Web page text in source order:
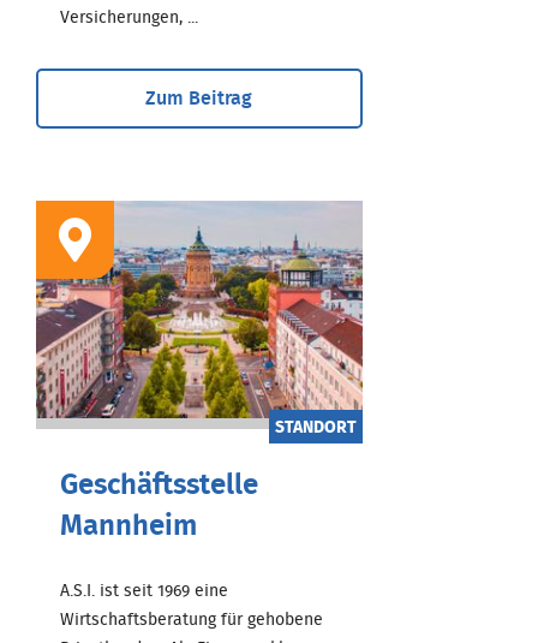
Versicherungen, ...
Zum Beitrag
STANDORT
Geschäftsstelle
Mannheim
A.S.I. ist seit 1969 eine
Wirtschaftsberatung für gehobene